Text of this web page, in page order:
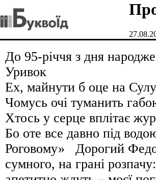
До 95-річчя з дня
Уривок
Ех, майнути б оце на
Чомусь очі туманить
Хтось у серце вплітає
Бо оте все давно під
Роговому» Дорогий
сумного, на грані